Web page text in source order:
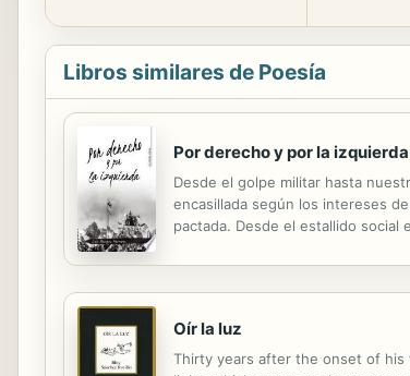
Libros similares de Poesía
Por derecho y por la izquierda
Desde el golpe militar hasta
encasillada según los intereses
pactada. Desde el estallido
Oír la luz
Thirty years after the onset of his